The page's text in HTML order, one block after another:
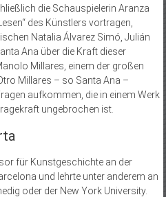
die Schauspielerin Aranza
des Künstlers vortragen,
Natalia Álvarez Simó, Julián
Ana über die Kraft dieser
Millares, einem der großen
Millares – so Santa Ana –
aufkommen, die in einem Werk
ungebrochen ist.
für Kunstgeschichte an der
und lehrte unter anderem an
oder der New York University.